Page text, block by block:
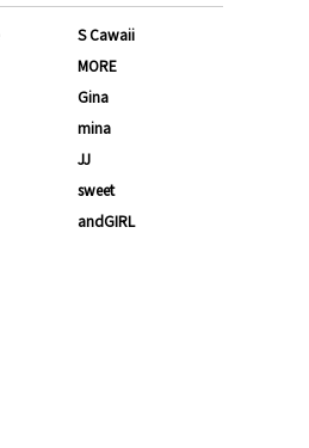
S Cawaii
MORE
Gina
mina
JJ
sweet
andGIRL